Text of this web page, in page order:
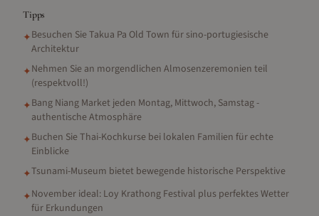
Tipps
✦Besuchen Sie Takua Pa Old Town für sino-portugiesische
Architektur
✦Nehmen Sie an morgendlichen Almosenzeremonien teil
(respektvoll!)
✦Bang Niang Market jeden Montag, Mittwoch, Samstag -
authentische Atmosphäre
✦Buchen Sie Thai-Kochkurse bei lokalen Familien für echte
Einblicke
✦Tsunami-Museum bietet bewegende historische Perspektive
✦November ideal: Loy Krathong Festival plus perfektes Wetter
für Erkundungen